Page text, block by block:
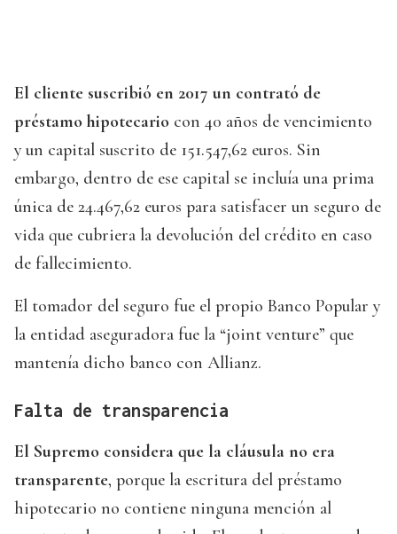
El cliente suscribió en 2017 un contrató de
préstamo hipotecario con 40 años de vencimiento
y un capital suscrito de 151.547,62 euros. Sin
embargo, dentro de ese capital se incluía una prima
única de 24.467,62 euros para satisfacer un seguro de
vida que cubriera la devolución del crédito en caso
de fallecimiento.
El tomador del seguro fue el propio Banco Popular y
la entidad aseguradora fue la “joint venture” que
mantenía dicho banco con Allianz.
Falta de transparencia
El Supremo considera que la cláusula no era
transparente, porque la escritura del préstamo
hipotecario no contiene ninguna mención al